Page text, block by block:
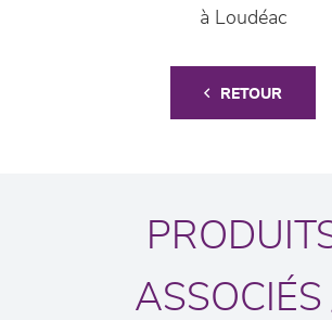
à Loudéac
RETOUR
ASSOCIÉS